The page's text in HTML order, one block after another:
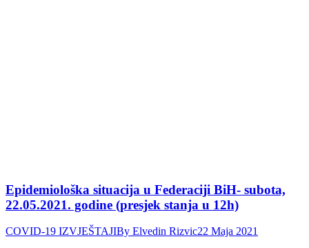
Epidemiološka situacija u Federaciji BiH- subota,
22.05.2021. godine (presjek stanja u 12h)
COVID-19 IZVJEŠTAJIBy Elvedin Rizvic22 Maja 2021